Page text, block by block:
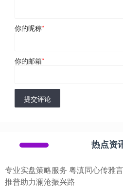
你的昵称*
你的邮箱*
提交评论
热点资
专业实盘策略服务 粤滇同心传雅
推普助力澜沧振兴路